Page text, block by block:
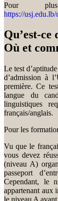
Pour
https://
Qu’est-ce
Où et
Le test
d’admission à
première. Ce
langue du
linguistiques
français/anglais.
Pour les
Vu que le
vous devez
(niveau A)
passeport
Cependant, le
appartenant aux